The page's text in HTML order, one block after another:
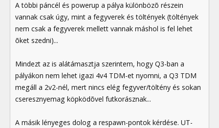
A többi páncél és powerup a pálya különbözõ részein
vannak csak úgy, mint a fegyverek és töltények (töltények
nem csak a fegyverek mellett vannak máshol is fel lehet
õket szedni)...
Mindezt az is alátámasztja szerintem, hogy Q3-ban a
pályákon nem lehet igazi 4v4 TDM-et nyomni, a Q3 TDM
megáll a 2v2-nél, mert nincs elég fegyver/töltény és sokan
cseresznyemag köpködõvel futkorásznak...
A másik lényeges dolog a respawn-pontok kérdése. UT-